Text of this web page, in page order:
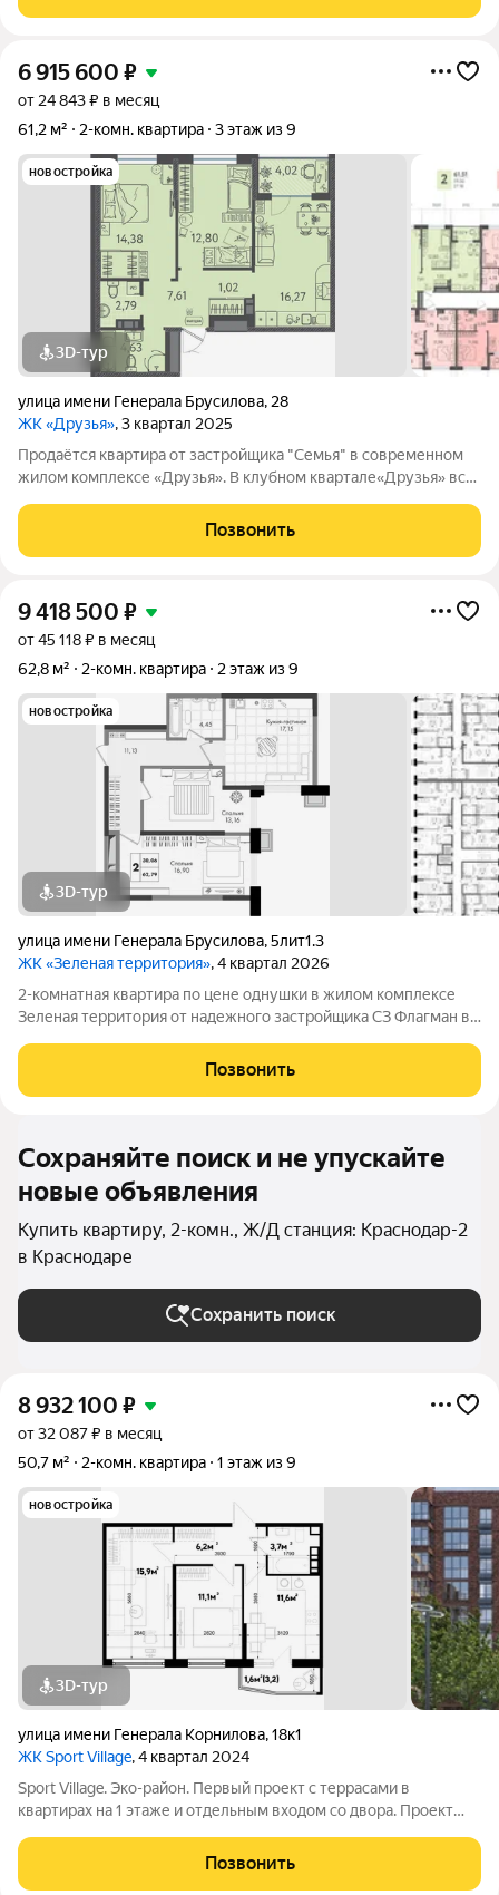
спокойствие и ощущение полной
6 915 600 ₽
от 24 843 ₽ в месяц
61,2 м²
2-комн. квартира 3 этаж из 9
новостройка
3D-тур
улица имени Генерала Брусилова, 28
ЖК «Друзья», 3 квартал 2025
Продаётся квартира от застройщика "Семья" в современном
жилом комплексе «Друзья». В клубном квартале«Друзья» все
Бесплатные игровая комната для детей и коворкинг для
Позвонить
9 418 500 ₽
от 45 118 ₽ в месяц
62,8 м²
2-комн. квартира 2 этаж из 9
новостройка
3D-тур
улица имени Генерала Брусилова,5лит1.3
ЖК «Зеленая территория», 4 квартал 2026
2-комнатная квартира по цене однушки в жилом комплексе
Зеленая территория от надежного застройщика СЗ Флагман в
дворы без машин с большими детскими площадками; баланс
природы и городской
Позвонить
Сохраняйте поиск и не упускайте
новые объявления
Купить квартиру, 2-комн., Ж/Д станция: Краснодар-2
в Краснодаре
Сохранить поиск
8 932 100 ₽
от 32 087 ₽ в месяц
50,7 м²
2-комн. квартира 1 этаж из 9
новостройка
3D-тур
улица имени Генерала Корнилова,18к1
ЖК Sport Village, 4 квартал 2024
Sport Village. Эко-район. Первый проект с террасами в
квартирах на 1 этаже и отдельным входом со двора. Проект
Sport Village - микрорайон с собственной социальной,
спортивной, развлекательной и
Позвонить